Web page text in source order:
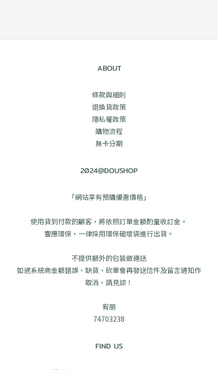
ABOUT
條款與細則
退換貨政策
隱私權政策
購物流程
無卡分期
2024@DOUSHOP
「網站享有預購優惠價格」
使用貨到付款的顧客，將依照訂單金額酌量收訂金。
響應環保，一律採用環保破壞袋進行出貨。
不提供額外的包裝做運送
如遇系統商金額錯誤、缺貨、砍單會再發送信件及留言通知作
取消，請見諒！
宥朋
74703238
FIND US